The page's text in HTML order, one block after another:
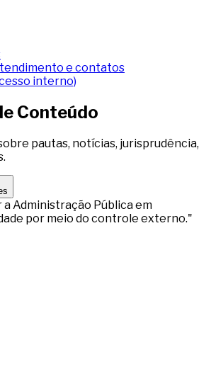
e contatos
interno)
Conteúdo
pautas, notícias, jurisprudência,
Administração Pública em
por meio do controle externo."